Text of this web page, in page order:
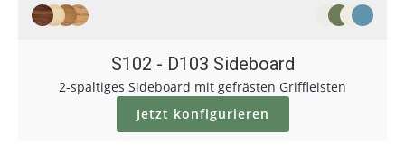
S102 - D103 Sideboard
2-spaltiges Sideboard mit gefrästen Griffleisten
Jetzt konfigurieren